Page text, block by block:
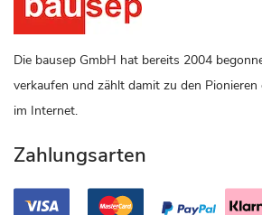
Die bausep GmbH hat bereits 2004
verkaufen und zählt damit zu den
im Internet.
Zahlungsarten